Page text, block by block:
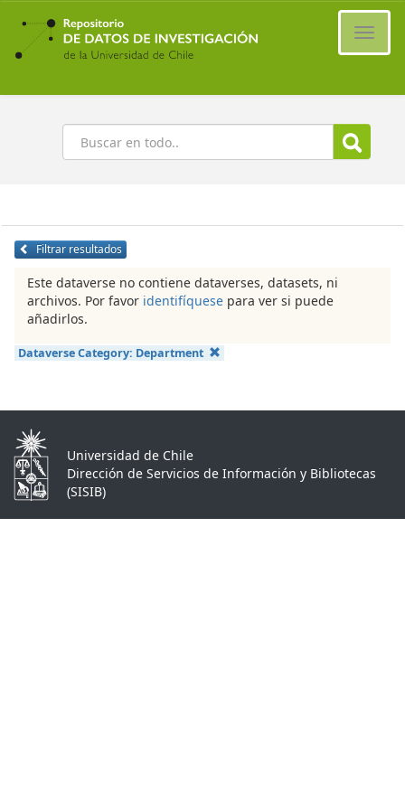
Ir
contenido
principal
Buscar
Filtrar resultados
Este dataverse no contiene dataverses, datasets, ni
archivos. Por favor identifíquese para ver si puede
añadirlos.
Dataverse Category: Department
Universidad de Chile
Dirección de Servicios de Información y Bibliotecas
(SISIB)